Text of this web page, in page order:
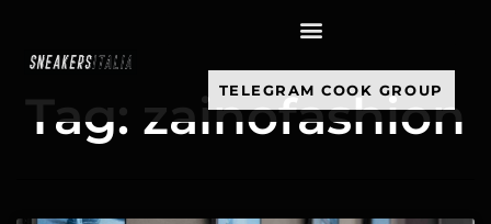
TELEGRAM COOK GROUP
Tag: zainofashion